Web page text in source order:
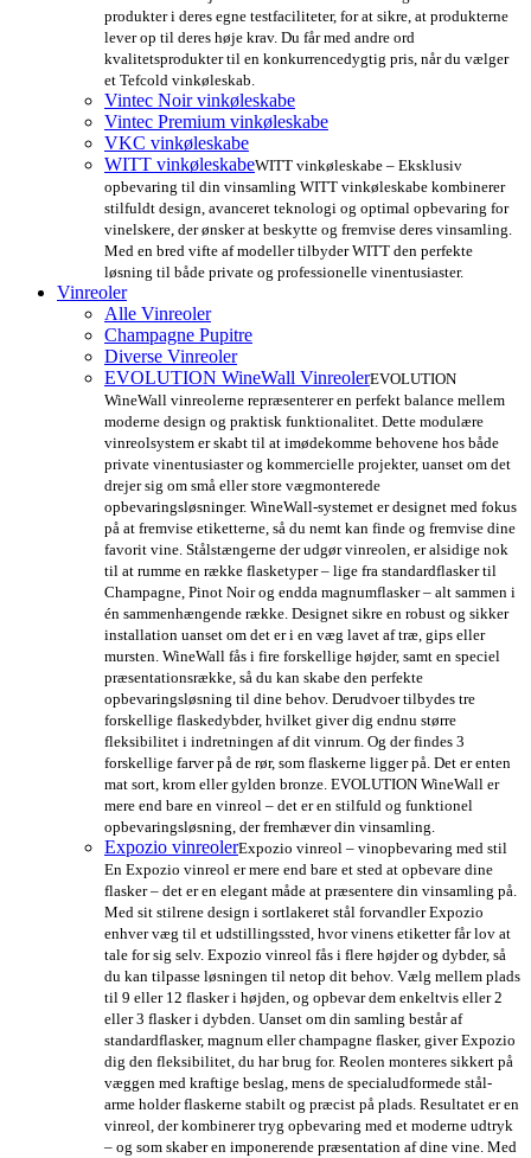
produkter i deres egne testfaciliteter, for at sikre, at produkterne
lever op til deres høje krav. Du får med andre ord
kvalitetsprodukter til en konkurrencedygtig pris, når du vælger
et Tefcold vinkøleskab.
Vintec Noir vinkøleskabe
Vintec Premium vinkøleskabe
VKC vinkøleskabe
WITT vinkøleskabeWITT vinkøleskabe – Eksklusiv
opbevaring til din vinsamling WITT vinkøleskabe kombinerer
stilfuldt design, avanceret teknologi og optimal opbevaring for
vinelskere, der ønsker at beskytte og fremvise deres vinsamling.
Med en bred vifte af modeller tilbyder WITT den perfekte
løsning til både private og professionelle vinentusiaster.
Vinreoler
Alle Vinreoler
Champagne Pupitre
Diverse Vinreoler
EVOLUTION WineWall VinreolerEVOLUTION
WineWall vinreolerne repræsenterer en perfekt balance mellem
moderne design og praktisk funktionalitet. Dette modulære
vinreolsystem er skabt til at imødekomme behovene hos både
private vinentusiaster og kommercielle projekter, uanset om det
drejer sig om små eller store vægmonterede
opbevaringsløsninger. WineWall-systemet er designet med fokus
på at fremvise etiketterne, så du nemt kan finde og fremvise dine
favorit vine. Stålstængerne der udgør vinreolen, er alsidige nok
til at rumme en række flasketyper – lige fra standardflasker til
Champagne, Pinot Noir og endda magnumflasker – alt sammen i
én sammenhængende række. Designet sikre en robust og sikker
installation uanset om det er i en væg lavet af træ, gips eller
mursten. WineWall fås i fire forskellige højder, samt en speciel
præsentationsrække, så du kan skabe den perfekte
opbevaringsløsning til dine behov. Derudvoer tilbydes tre
forskellige flaskedybder, hvilket giver dig endnu større
fleksibilitet i indretningen af dit vinrum. Og der findes 3
forskellige farver på de rør, som flaskerne ligger på. Det er enten
mat sort, krom eller gylden bronze. EVOLUTION WineWall er
mere end bare en vinreol – det er en stilfuld og funktionel
opbevaringsløsning, der fremhæver din vinsamling.
Expozio vinreolerExpozio vinreol – vinopbevaring med stil
En Expozio vinreol er mere end bare et sted at opbevare dine
flasker – det er en elegant måde at præsentere din vinsamling på.
Med sit stilrene design i sortlakeret stål forvandler Expozio
enhver væg til et udstillingssted, hvor vinens etiketter får lov at
tale for sig selv. Expozio vinreol fås i flere højder og dybder, så
du kan tilpasse løsningen til netop dit behov. Vælg mellem plads
til 9 eller 12 flasker i højden, og opbevar dem enkeltvis eller 2
eller 3 flasker i dybden. Uanset om din samling består af
standardflasker, magnum eller champagne flasker, giver Expozio
dig den fleksibilitet, du har brug for. Reolen monteres sikkert på
væggen med kraftige beslag, mens de specialudformede stål-
arme holder flaskerne stabilt og præcist på plads. Resultatet er en
vinreol, der kombinerer tryg opbevaring med et moderne udtryk
– og som skaber en imponerende præsentation af dine vine. Med